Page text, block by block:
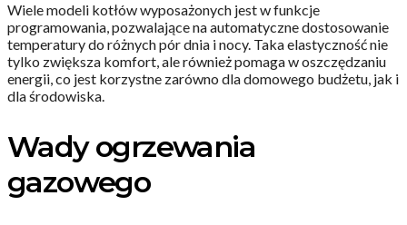
Wiele modeli kotłów wyposażonych jest w funkcje
programowania, pozwalające na automatyczne dostosowanie
temperatury do różnych pór dnia i nocy. Taka elastyczność nie
tylko zwiększa komfort, ale również pomaga w oszczędzaniu
energii, co jest korzystne zarówno dla domowego budżetu, jak i
dla środowiska.
Wady ogrzewania
gazowego